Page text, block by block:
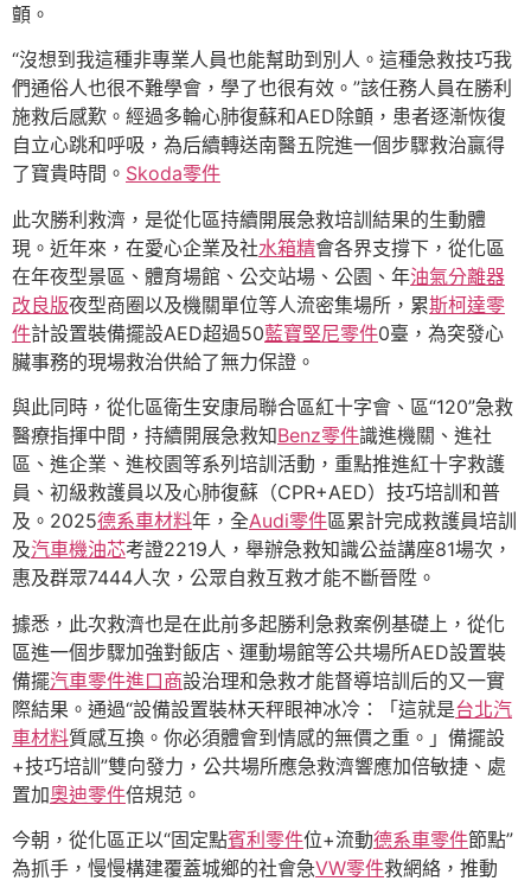
顫。
“沒想到我這種非專業人員也能幫助到別人。這種急救技巧我
們通俗人也很不難學會，學了也很有效。”該任務人員在勝利
施救后感歎。經過多輪心肺復蘇和AED除顫，患者逐漸恢復
自立心跳和呼吸，為后續轉送南醫五院進一個步驟救治贏得
了寶貴時間。 Skoda零件
此次勝利救濟，是從化區持續開展急救培訓結果的生動體
現。近年來，在愛心企業及社水箱精會各界支撐下，從化區
在年夜型景區、體育場館、公交站場、公園、年油氣分離器
改良版夜型商圈以及機關單位等人流密集場所，累斯柯達零
件計設置裝備擺設AED超過50藍寶堅尼零件0臺，為突發心
臟事務的現場救治供給了無力保證。
與此同時，從化區衛生安康局聯合區紅十字會、區“120”急救
醫療指揮中間，持續開展急救知Benz零件識進機關、進社
區、進企業、進校園等系列培訓活動，重點推進紅十字救護
員、初級救護員以及心肺復蘇（CPR+AED）技巧培訓和普
及。2025德系車材料年，全Audi零件區累計完成救護員培訓
及汽車機油芯考證2219人，舉辦急救知識公益講座81場次，
惠及群眾7444人次，公眾自救互救才能不斷晉陞。
據悉，此次救濟也是在此前多起勝利急救案例基礎上，從化
區進一個步驟加強對飯店、運動場館等公共場所AED設置裝
備擺汽車零件進口商設治理和急救才能督導培訓后的又一實
際結果。通過“設備設置裝林天秤眼神冰冷：「這就是台北汽
車材料質感互換。你必須體會到情感的無價之重。」備擺設
+技巧培訓”雙向發力，公共場所應急救濟響應加倍敏捷、處
置加奧迪零件倍規范。
今朝，從化區正以“固定點賓利零件位+流動德系車零件節點”
為抓手，慢慢構建覆蓋城鄉的社會急VW零件救網絡，推動